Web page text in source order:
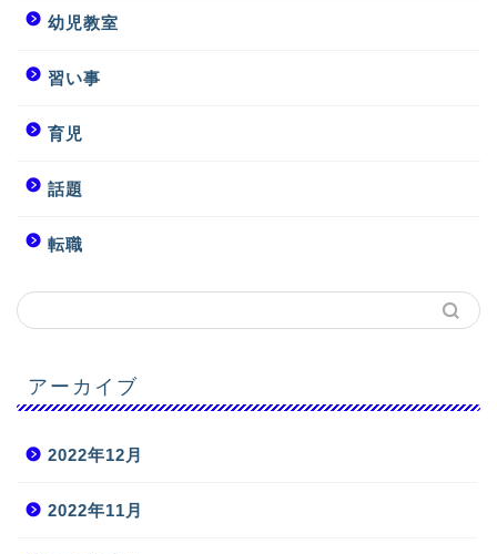
幼児教室
習い事
育児
話題
転職
アーカイブ
2022年12月
2022年11月